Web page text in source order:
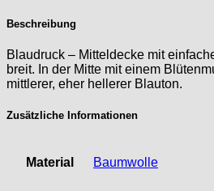
Beschreibung
Blaudruck – Mitteldecke mit
breit. In der Mitte mit einem
mittlerer, eher hellerer Blauton.
Zusätzliche Informationen
Material Baumwolle